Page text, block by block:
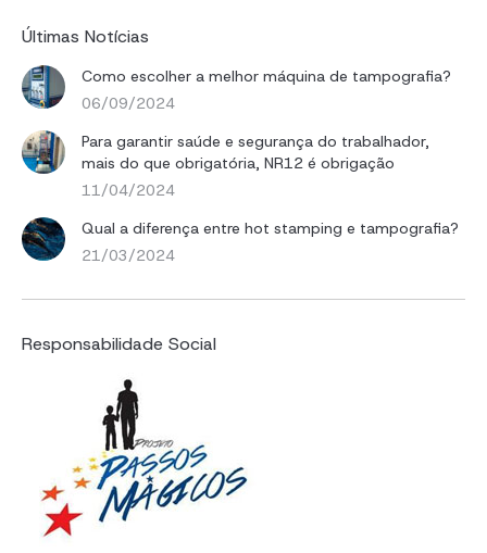
Últimas Notícias
Como escolher a melhor máquina de tampografia?
06/09/2024
Para garantir saúde e segurança do trabalhador,
mais do que obrigatória, NR12 é obrigação
11/04/2024
Qual a diferença entre hot stamping e tampografia?
21/03/2024
Responsabilidade Social